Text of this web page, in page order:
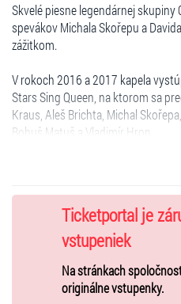
Skvelé piesne legendárnej
spevákov Michala Skořepu a
zážitkom.
V rokoch 2016 a 2017 kapela
Stars Sing Queen, na ktorom sa
Kraus, Aleš Brichta, Michal
Bohuš Matuš a Vladimír Hron.
Ticketportal je
vstupeniek
Na stránkach
originálne vstupenky.